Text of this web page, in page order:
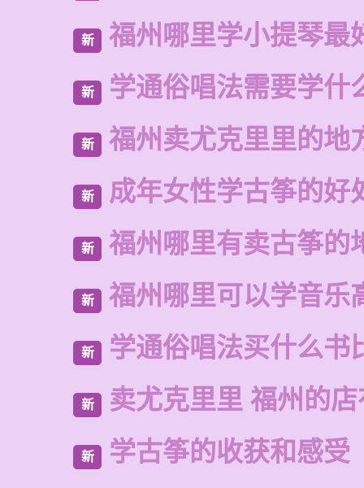
新 福州哪里学小提琴最
新 学通俗唱法需要学什
新 福州卖尤克里里的地
新 成年女性学古筝的好
新 福州哪里有卖古筝的
新 福州哪里可以学音乐
新 学通俗唱法买什么书
新 卖尤克里里 福州的
新 学古筝的收获和感受